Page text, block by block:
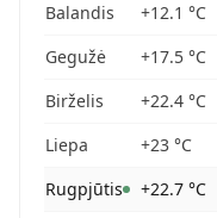
Balandis
+12.1 °C
Gegužė
+17.5 °C
Birželis
+22.4 °C
Liepa
+23 °C
Rugpjūtis
+22.7 °C